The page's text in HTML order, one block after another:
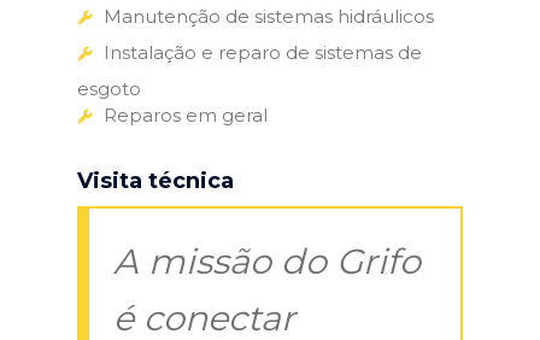
Manutenção de sistemas hidráulicos
Instalação e reparo de sistemas de
esgoto
Reparos em geral
Visita técnica
A missão do Grifo
é conectar